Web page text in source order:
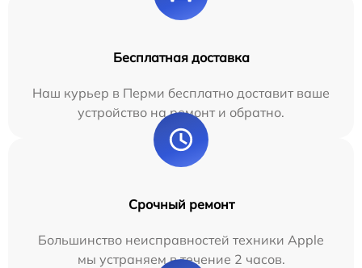
Бесплатная доставка
Наш курьер в Перми бесплатно доставит ваше
устройство на ремонт и обратно.
Срочный ремонт
Большинство неисправностей техники Apple
мы устраняем в течение 2 часов.